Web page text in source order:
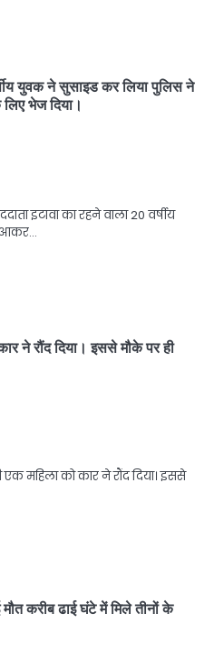
युवक ने सुसाइड कर लिया पुलिस ने
भेज दिया।
इटावा का रहने वाला 20 वर्षीय
आकर…
ने रौंद दिया। इससे मौके पर ही
महिला को कार ने रौंद दिया। इससे
करीब ढाई घंटे में मिले तीनों के